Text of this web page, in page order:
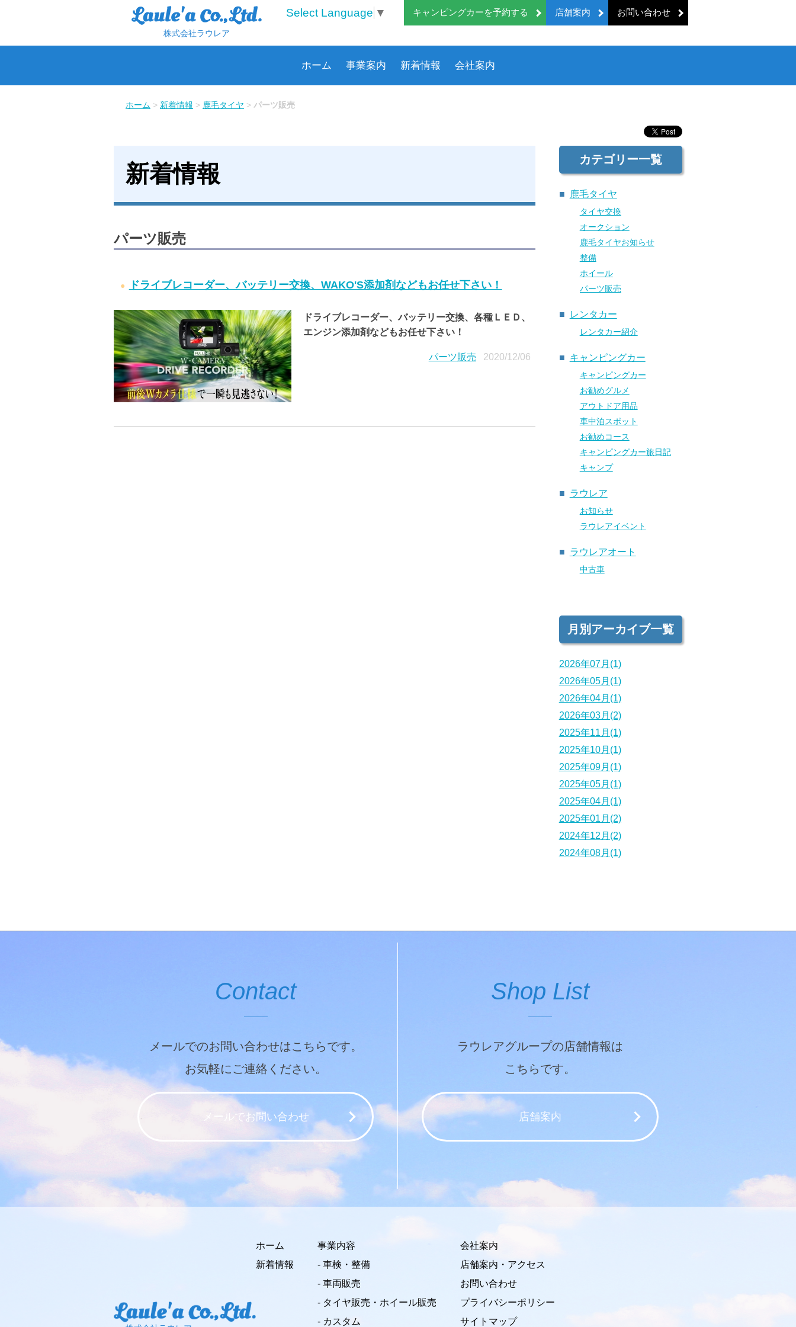
株式会社ラウレア
Select Language ▼ キャンピングカーを予約する 店舗案内 お問い合わせ
ホーム 事業案内 新着情報 会社案内
ホーム > 新着情報 > 鹿毛タイヤ > パーツ販売
新着情報
パーツ販売
ドライブレコーダー、バッテリー交換、WAKO'S添加剤などもお任せ下さい！
ドライブレコーダー、バッテリー交換、各種ＬＥＤ、
エンジン添加剤などもお任せ下さい！
パーツ販売 2020/12/06
カテゴリー一覧
鹿毛タイヤ
タイヤ交換
オークション
鹿毛タイヤお知らせ
整備
ホイール
パーツ販売
レンタカー
レンタカー紹介
キャンピングカー
キャンピングカー
お勧めグルメ
アウトドア用品
車中泊スポット
お勧めコース
キャンピングカー旅日記
キャンプ
ラウレア
お知らせ
ラウレアイベント
ラウレアオート
中古車
月別アーカイブ一覧
2026年07月(1)
2026年05月(1)
2026年04月(1)
2026年03月(2)
2025年11月(1)
2025年10月(1)
2025年09月(1)
2025年05月(1)
2025年04月(1)
2025年01月(2)
2024年12月(2)
2024年08月(1)
Contact
メールでのお問い合わせはこちらです。
お気軽にご連絡ください。
メールでお問い合わせ
Shop List
ラウレアグループの店舗情報は
こちらです。
店舗案内
ホーム
新着情報
事業内容
- 車検・整備
- 車両販売
- タイヤ販売・ホイール販売
- カスタム
会社案内
店舗案内・アクセス
お問い合わせ
プライバシーポリシー
サイトマップ